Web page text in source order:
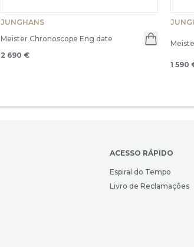
JUNGHANS
Meister Chronoscope Eng date
2 690 €
1 590
ACESSO RÁPIDO
Espiral do Tempo
Livro de Reclamações